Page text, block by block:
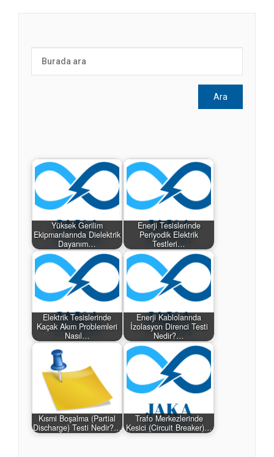
Yüksek Gerilim
Ekipmanlarında Dielektrik
Dayanım…
Enerji Tesislerinde
Periyodik Elektrik
Testleri…
Elektrik Tesislerinde
Kaçak Akım Problemleri
Nasıl…
Enerji Kablolarında
İzolasyon Direnci Testi
Nedir?…
Kısmi Boşalma (Partial
Discharge) Testi Nedir?…
Trafo Merkezlerinde
Kesici (Circuit Breaker)…